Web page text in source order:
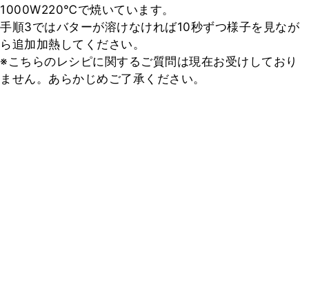
1000W220℃で焼いています。
手順3ではバターが溶けなければ10秒ずつ様子を見なが
ら追加加熱してください。
※こちらのレシピに関するご質問は現在お受けしており
ません。あらかじめご了承ください。